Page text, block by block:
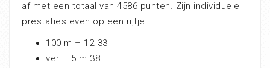
af met een totaal van 4586 punten. Zijn individuele
prestaties even op een rijtje:
100 m – 12″33
ver – 5 m 38